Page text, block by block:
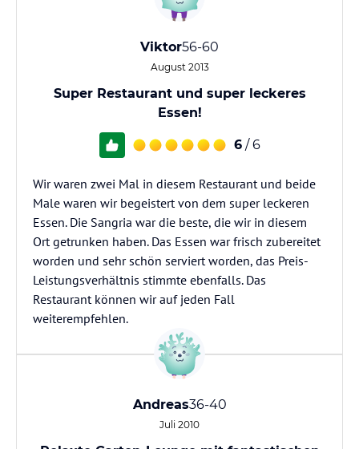
Viktor56-60
August 2013
Super Restaurant und super leckeres
Essen!
6 / 6
Wir waren zwei Mal in diesem Restaurant und beide
Male waren wir begeistert von dem super leckeren
Essen. Die Sangria war die beste, die wir in diesem
Ort getrunken haben. Das Essen war frisch zubereitet
worden und sehr schön serviert worden, das Preis-
Leistungsverhältnis stimmte ebenfalls. Das
Restaurant können wir auf jeden Fall
weiterempfehlen.
Andreas36-40
Juli 2010